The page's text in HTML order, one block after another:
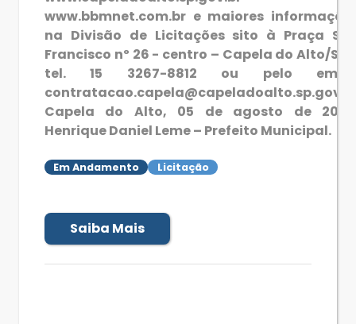
www.bbmnet.com.br e maiores
na Divisão de Licitações sito à Praça
Francisco nº 26 - centro – Capela do Alto/SP
tel. 15 3267-8812 ou pelo
Capela do Alto, 05 de agosto de
Henrique Daniel Leme – Prefeito Municipal.
Em Andamento Licitação
Saiba Mais